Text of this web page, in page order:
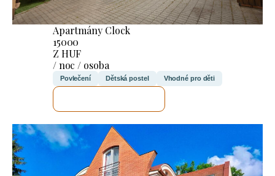
Apartmány Clock
15000
Z HUF
/ noc / osoba
Povlečení Dětská postel Vhodné pro děti